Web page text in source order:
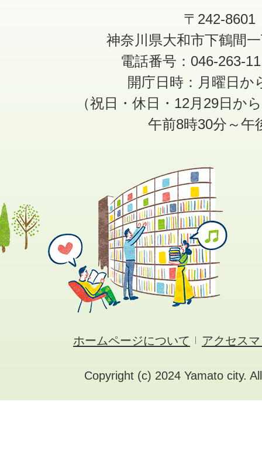
〒242-8601
神奈川県大和市下鶴間
電話番号：046-263-
開庁日時：月曜日か
（祝日・休日・12月29日か
午前8時30分～午
ホームページについて アクセス
Copyright (c) 2024 Yamato city.